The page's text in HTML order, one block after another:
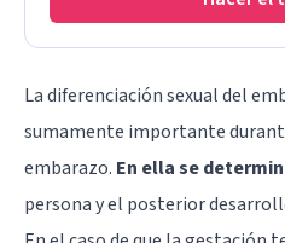
La diferenciación sexual del
sumamente importante
embarazo. En ella se
persona y el posterior